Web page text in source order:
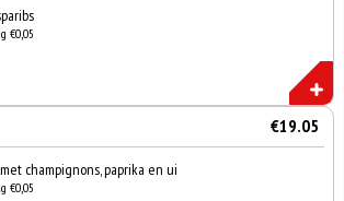
€0,05
€19.05
champignons, paprika en ui
€0,05